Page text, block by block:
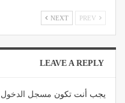
NEXT
LEAVE A REPLY
يجب أنت تكون مسجل الدخول